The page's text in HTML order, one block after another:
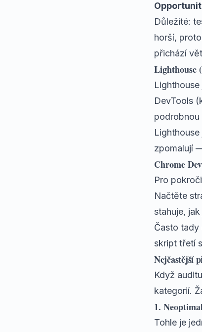
Důležité:
horší,
přichází
Lighthouse
DevTools
podrobnou
zpomalují
Chrome
Pro
Načtěte
stahuje,
Často
skript třetí
Nejčastější
Když
kategorií.
1.
Tohle je